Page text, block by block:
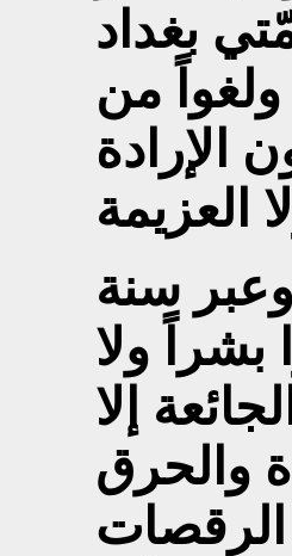
بغداد
ولغواً من
الإرادة
سنة
ولا
إلا
والحرق
الرقصات